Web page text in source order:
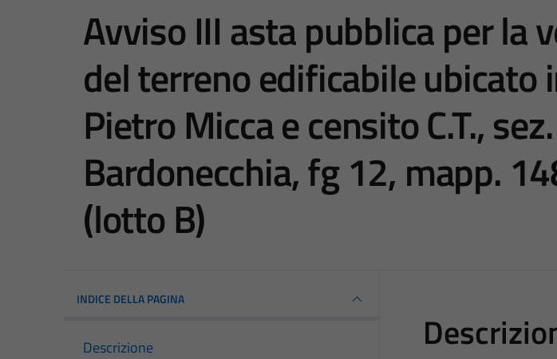
Avviso III asta pubblica per la
del terreno edificabile ubicato
Pietro Micca e censito C.T., sez.
Bardonecchia, fg 12, mapp.
(lotto B)
INDICE DELLA PAGINA
Descrizione